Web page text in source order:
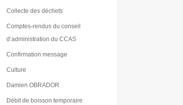
Collecte des déchets
Comptes-rendus du conseil
d’administration du CCAS
Confirmation message
Culture
Damien OBRADOR
Débit de boisson temporaire